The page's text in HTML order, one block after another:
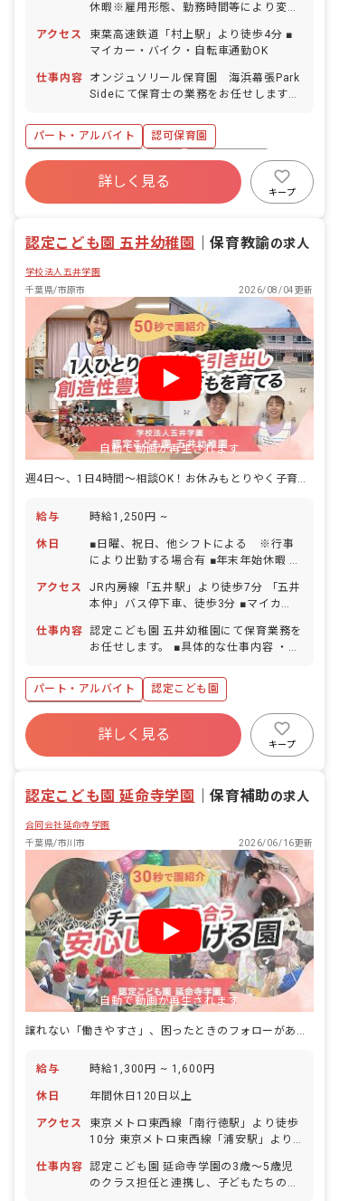
休暇※雇用形態、勤務時間等により変動
暇（取得率95％／半日単位での取得可／
5日以上の連休相談OK） ■産前産後・育
児休暇（取得率100％・復帰率100％）
■介護・看護休暇 ■バースデー日休暇
アクセス
東葉高速鉄道「村上駅」より徒歩4分 ■
マイカー・バイク・自転車通勤OK
仕事内容
オンジュソリール保育園 海浜幕張Park
Sideにて保育士の業務をお任せします。
絡帳記入 ・保護者対応（アプリ） ※フ
ルタイム勤務の方は担任業務をすること
もあります。
パート・アルバイト
認可保育園
ボーナス・賞与あり
有給
福利厚生充実
産休育休制度
詳しく見る
キープ
認定こども園 五井幼稚園 ｜保育教諭の求人
学校法人五井学園
千葉県/市原市
2026/08/04更新
自動で動画が再生されます
週4日～、1日4時間～相談OK！お休みもとりやく子育て中の方も安心！
給与 時給1,250円 ~
休日
■日曜、祝日、他シフトによる ※行事
により出勤する場合有 ■年末年始休暇 ■
アクセス
JR内房線「五井駅」より徒歩7分 「五井
本仲」バス停下車、徒歩3分 ■マイカ
駐車場と駐輪場完備）
仕事内容 認定こども園 五井幼稚園にて保育業務を
お任せします。 ■具体的な仕事内容 ・1
り保育業務
パート・アルバイト
認定こども園
ボーナス・賞与あり
寮・住宅・家賃補助あり
社会保険完備
残業少なめ
車通勤可
詳しく見る
キープ
認定こども園 延命寺学園 ｜保育補助の求人
合同会社延命寺学園
千葉県/市川市
2026/06/16更新
自動で動画が再生されます
譲れない「働きやすさ」、困ったときのフォローがあるから家庭との両立も◎
給与 時給1,300円 ~ 1,600円
休日 年間休日120日以上
アクセス
東京メトロ東西線「南行徳駅」より徒歩
10分 東京メトロ東西線「浦安駅」より
徒歩19分 ■パートの場合マイカー通勤不
可／当園最寄り駅～駅までの自転車レン
仕事内容 認定こども園 延命寺学園の3歳～5歳児
のクラス担任と連携し、子どもたちの主